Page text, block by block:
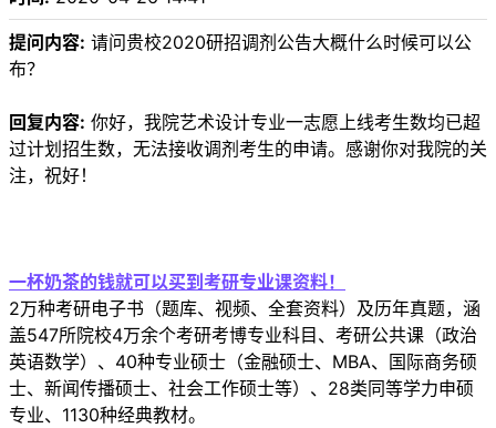
提问内容: 请问贵校2020研招调剂公告大概什么时候可以公
布？
回复内容: 你好，我院艺术设计专业一志愿上线考生数均已超
过计划招生数，无法接收调剂考生的申请。感谢你对我院的关
注，祝好！
一杯奶茶的钱就可以买到考研专业课资料！
2万种考研电子书（题库、视频、全套资料）及历年真题，涵
盖547所院校4万余个考研考博专业科目、考研公共课（政治
英语数学）、40种专业硕士（金融硕士、MBA、国际商务硕
士、新闻传播硕士、社会工作硕士等）、28类同等学力申硕
专业、1130种经典教材。